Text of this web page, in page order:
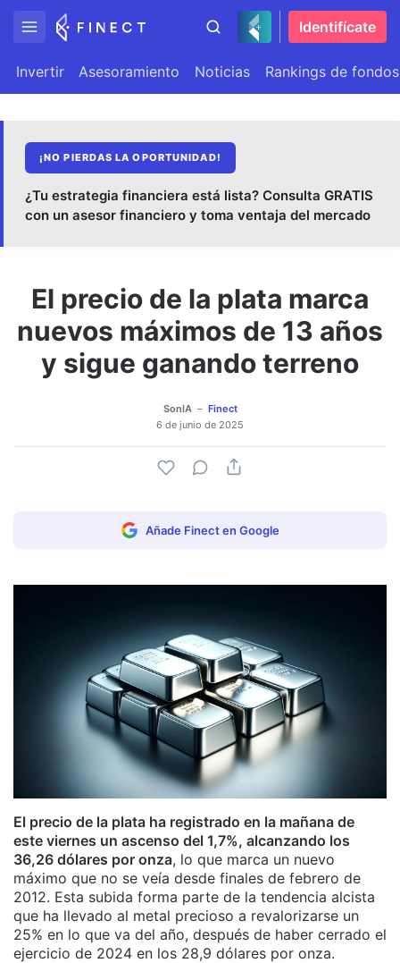
Identifícate
Invertir Asesoramiento Noticias Rankings de fondos
¡NO PIERDAS LA OPORTUNIDAD!
¿Tu estrategia financiera está lista? Consulta GRATIS
con un asesor financiero y toma ventaja del mercado
El precio de la plata marca
nuevos máximos de 13 años
y sigue ganando terreno
SonIA
Finect
6 de junio de 2025
Añade Finect en Google
El precio de la plata ha registrado en la mañana de
este viernes un ascenso del 1,7%, alcanzando los
36,26 dólares por onza, lo que marca un nuevo
máximo que no se veía desde finales de febrero de
2012. Esta subida forma parte de la tendencia alcista
que ha llevado al metal precioso a revalorizarse un
25% en lo que va del año, después de haber cerrado el
ejercicio de 2024 en los 28,9 dólares por onza.